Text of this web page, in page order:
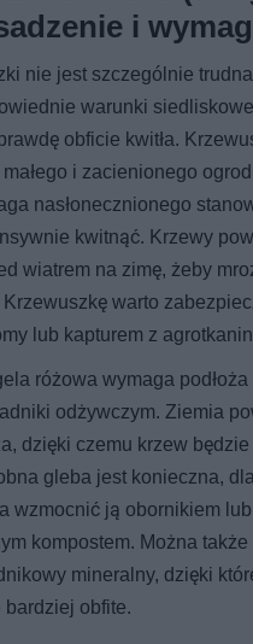
i
nie jest szczególnie
warunki
obficie kwitła.
i zacienionego
nasłonecznionego
kwitnąć. Krzewy
wiatrem na zimę, żeby
Krzewuszkę warto
lub kapturem z
różowa wymaga podłoża
odżywczym. Ziemia
dzięki czemu krzew będzie
gleba jest konieczna,
wzmocnić ją obornikiem lub
kompostem. Można
mineralny, dzięki
obfite.